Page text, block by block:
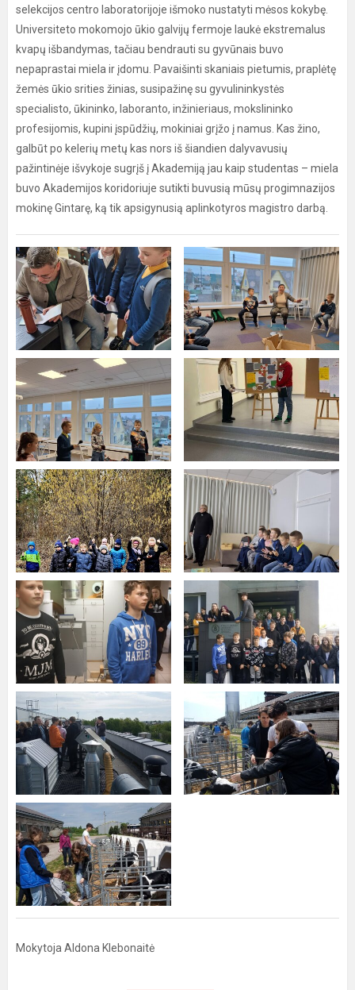
selekcijos centro laboratorijoje išmoko nustatyti mėsos kokybę.
Universiteto mokomojo ūkio galvijų fermoje laukė ekstremalus
kvapų išbandymas, tačiau bendrauti su gyvūnais buvo
nepaprastai miela ir įdomu. Pavaišinti skaniais pietumis, praplėtę
žemės ūkio srities žinias, susipažinę su gyvulininkystės
specialisto, ūkininko, laboranto, inžinieriaus, mokslininko
profesijomis, kupini įspūdžių, mokiniai grįžo į namus. Kas žino,
galbūt po kelerių metų kas nors iš šiandien dalyvavusių
pažintinėje išvykoje sugrįš į Akademiją jau kaip studentas – miela
buvo Akademijos koridoriuje sutikti buvusią mūsų progimnazijos
mokinę Gintarę, ką tik apsigynusią aplinkotyros magistro darbą.
Mokytoja Aldona Klebonaitė